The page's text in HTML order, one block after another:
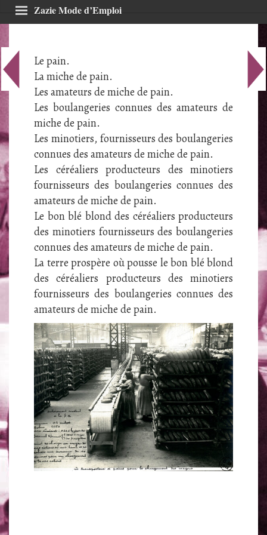
Zazie Mode d’Emploi
Agenda
Z’écritoires
Contraintes
L’oulipien de l’année
GLOB’Z
Z’extras
Rechercher sur le site
Le pain.
La miche de pain.
Les amateurs de miche de pain.
Les boulangeries connues des amateurs de
miche de pain.
Les minotiers, fournisseurs des boulangeries
connues des amateurs de miche de pain.
Les céréaliers producteurs des minotiers
fournisseurs des boulangeries connues des
amateurs de miche de pain.
Le bon blé blond des céréaliers producteurs
des minotiers fournisseurs des boulangeries
connues des amateurs de miche de pain.
La terre prospère où pousse le bon blé blond
des céréaliers producteurs des minotiers
fournisseurs des boulangeries connues des
amateurs de miche de pain.